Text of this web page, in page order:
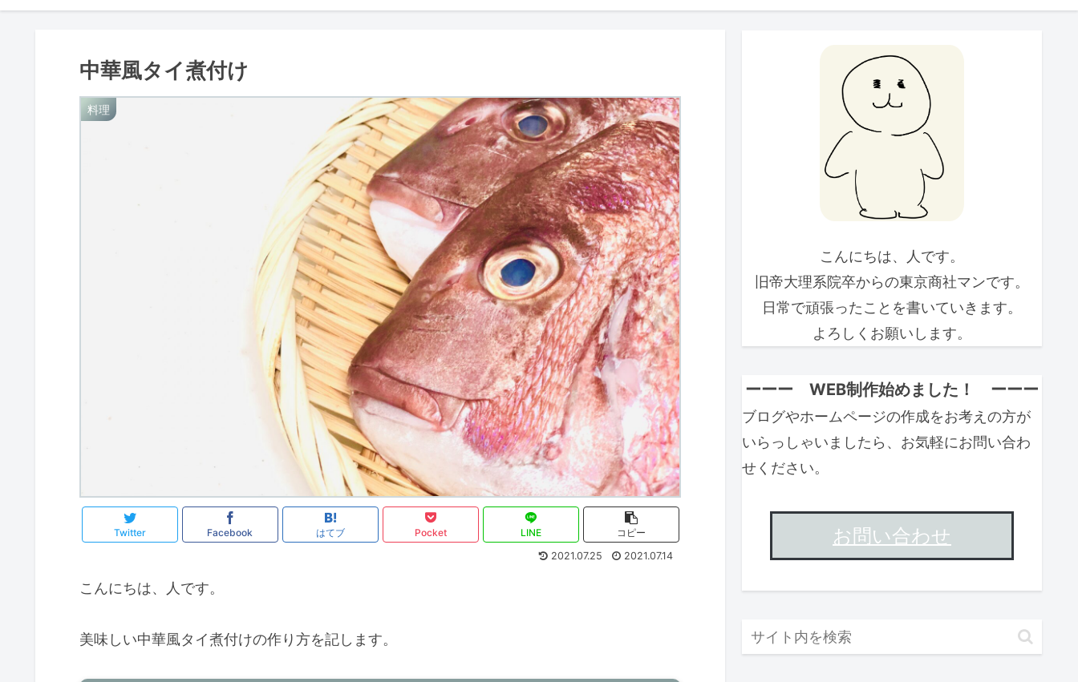
中華風タイ煮付け
料理
Twitter Facebook はてブ Pocket LINE
コピー
2021.07.25
2021.07.14
こんにちは、人です。
美味しい中華風タイ煮付けの作り方を記します。
こんにちは、人です。
旧帝大理系院卒からの東京商社マンです。
日常で頑張ったことを書いていきます。
よろしくお願いします。
ーーー WEB制作始めました！ ーーー
ブログやホームページの作成をお考えの方が
いらっしゃいましたら、お気軽にお問い合わ
せください。
お問い合わせ